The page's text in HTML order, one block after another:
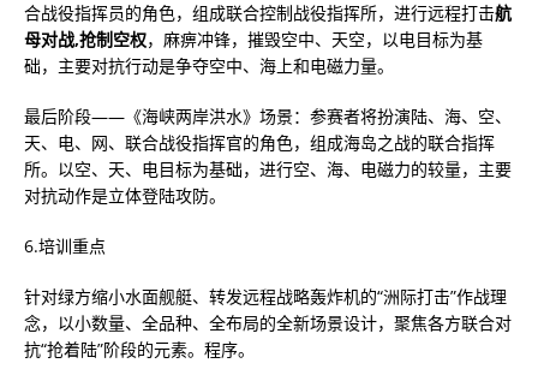
合战役指挥员的角色，组成联合控制战役指挥所，进行远程打击航
母对战,抢制空权，麻痹冲锋，摧毁空中、天空，以电目标为基
础，主要对抗行动是争夺空中、海上和电磁力量。
最后阶段——《海峡两岸洪水》场景：参赛者将扮演陆、海、空、
天、电、网、联合战役指挥官的角色，组成海岛之战的联合指挥
所。以空、天、电目标为基础，进行空、海、电磁力的较量，主要
对抗动作是立体登陆攻防。
6.培训重点
针对绿方缩小水面舰艇、转发远程战略轰炸机的“洲际打击”作战理
念，以小数量、全品种、全布局的全新场景设计，聚焦各方联合对
抗“抢着陆”阶段的元素。程序。